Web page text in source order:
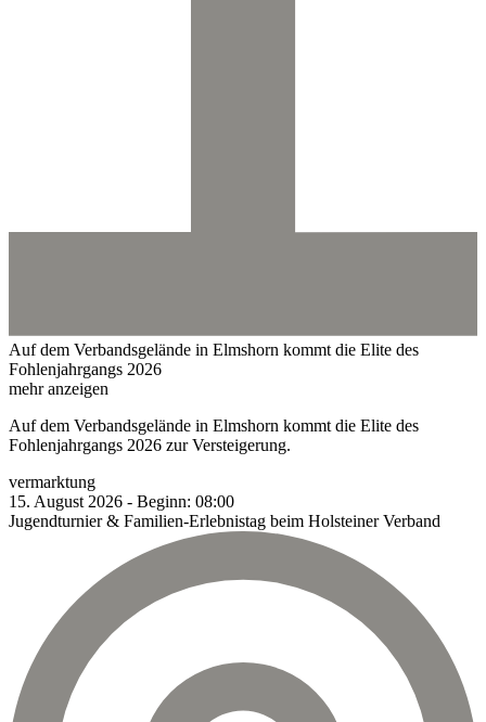
Auf dem Verbandsgelände in Elmshorn kommt die Elite des
Fohlenjahrgangs 2026
mehr anzeigen
Auf dem Verbandsgelände in Elmshorn kommt die Elite des
Fohlenjahrgangs 2026 zur Versteigerung.
vermarktung
15. August 2026 - Beginn: 08:00
Jugendturnier & Familien-Erlebnistag beim Holsteiner Verband